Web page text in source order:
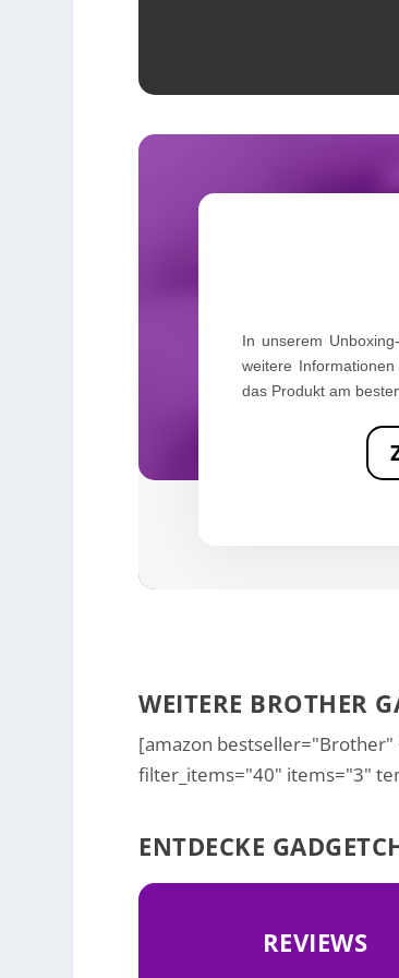
In unserem
weitere
das Produkt am
WEITERE BROTHER
[amazon
filter_items="40" items="3"
ENTDECKE
REVIEWS